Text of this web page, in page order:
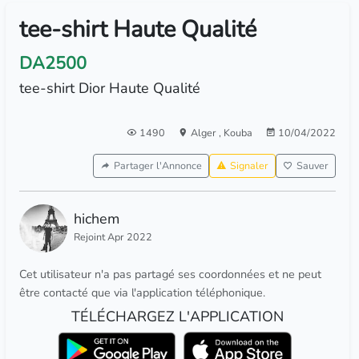
tee-shirt Haute Qualité
DA2500
tee-shirt Dior Haute Qualité
1490 Alger, Kouba 10/04/2022
Partager l'Annonce Signaler Sauver
hichem
Rejoint Apr 2022
Cet utilisateur n'a pas partagé ses coordonnées et ne peut
être contacté que via l'application téléphonique.
TÉLÉCHARGEZ L'APPLICATION